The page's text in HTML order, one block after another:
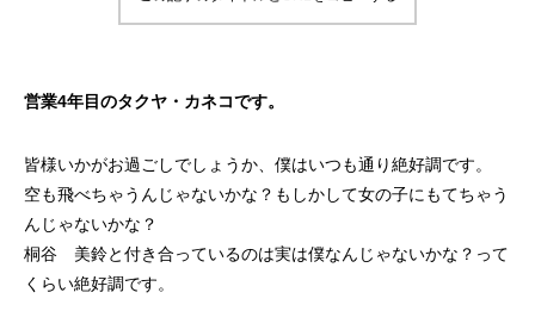
営業4年目のタクヤ・カネコです。
皆様いかがお過ごしでしょうか、僕はいつも通り絶好調です。
空も飛べちゃうんじゃないかな？もしかして女の子にもてちゃう
んじゃないかな？
桐谷 美鈴と付き合っているのは実は僕なんじゃないかな？って
くらい絶好調です。